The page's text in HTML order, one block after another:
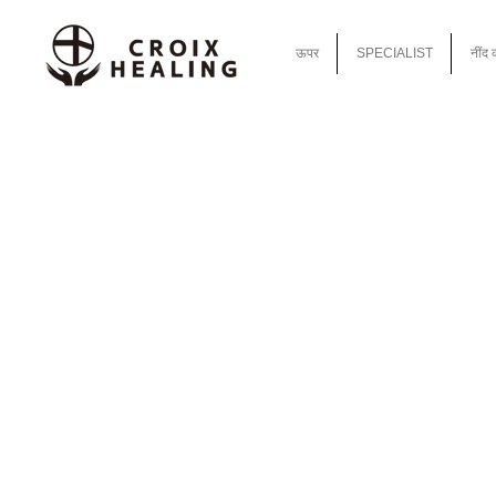
ऊपर SPECIALIST नींद